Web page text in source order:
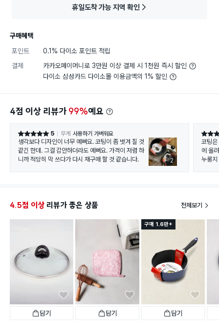
휴일도착 가능 지역 확인
구매혜택
포인트
0.1% 다이소 포인트 적립
결제
카카오페이머니로 3만원 이상 결제 시 1천원 즉시 할인
다이소 삼성카드 다이소몰 이용금액의 1% 할인
4점 이상 리뷰가 99%예요
별점 5점 5 무게 사용하기 가벼워요
생각보다 디자인이 너무 예뻐요. 코팅이 좀 벗겨 질 것
같긴 한데. 그걸 감안하더라도 예뻐요. 가격이 저렴 하
니까 적당히 막 쓰다가 다시 재구매 할 것 같습니다.
2
별점 5
코팅은
에 올
누룽지
4.5점 이상 리뷰가 좋은 상품 전체보기
담기 담기
구매 1.6만+
담기